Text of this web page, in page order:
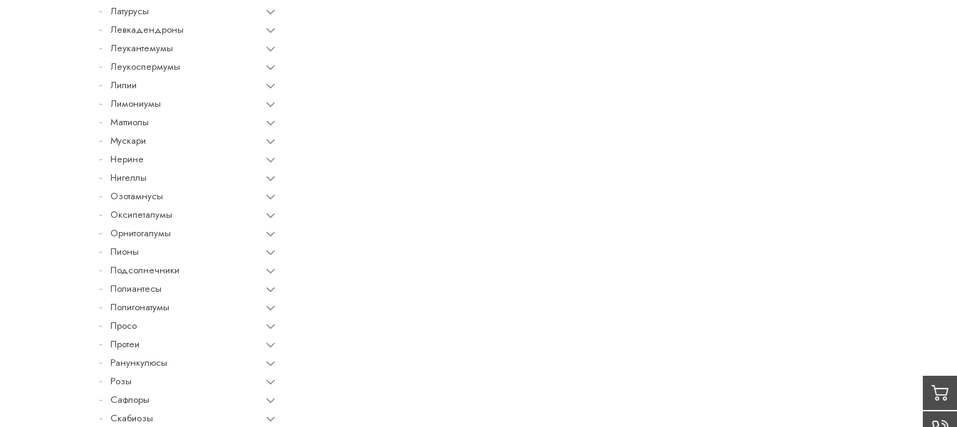
Латурусы
Левкадендроны
Леукантемумы
Леукоспермумы
Лилии
Лимониумы
Маттиолы
Мускари
Нерине
Нигеллы
Озотамнусы
Оксипеталумы
Орнитогалумы
Пионы
Подсолнечники
Полиантесы
Полигонатумы
Просо
Протеи
Ранункулюсы
Розы
Сафлоры
Скабиозы